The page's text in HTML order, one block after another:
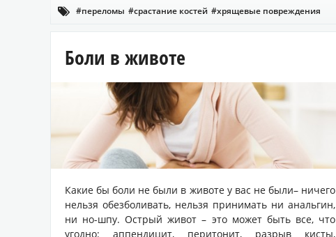
 #переломы #срастание костей #хрящевые повреждения
Боли в животе
Какие бы боли не были в животе у вас не были– ничего
нельзя обезболивать, нельзя принимать ни анальгин,
ни но-шпу. Острый живот – это может быть все, что
угодно: аппендицит, перитонит, разрыв кисты,